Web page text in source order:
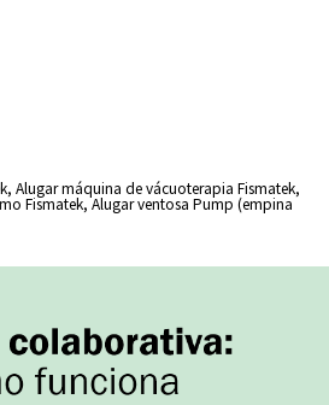
Alugar máquina de vácuoterapia Fismatek,
Fismatek,Alugar ventosa Pump (empina